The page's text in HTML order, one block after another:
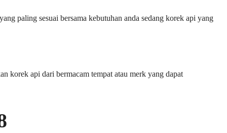
paling sesuai bersama kebutuhan anda sedang korek api yang
korek api dari bermacam tempat atau merk yang dapat